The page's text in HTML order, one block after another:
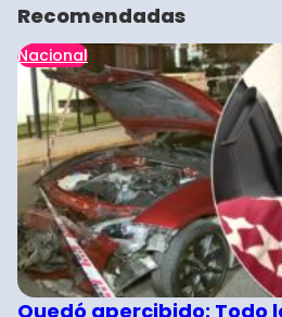
Recomendadas
Nacional
Quedó apercibido: Todo